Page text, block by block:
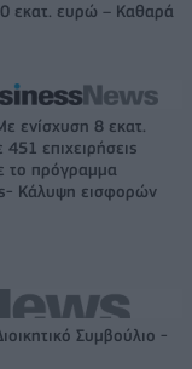
εκατ. ευρώ – Καθαρά
ενίσχυση 8 εκατ.
επιχειρήσεις
το πρόγραμμα
Κάλυψη εισφορών
Συμβούλιο -